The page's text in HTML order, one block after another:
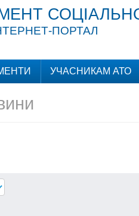
ПОРТАЛ
УЧАСНИКАМ АТО